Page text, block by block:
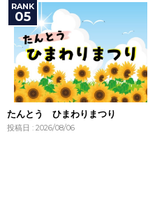
たんとう ひまわりまつり
投稿日 : 2026/08/06